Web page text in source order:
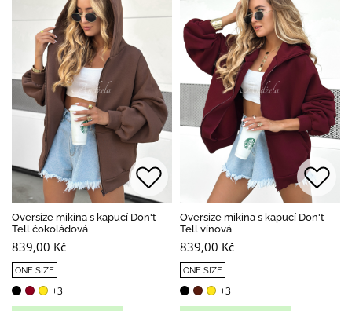
Oversize mikina s kapucí Don't
Tell čokoládová
839,00 Kč
ONE SIZE
+3
Oversize mikina s kapucí Don't
Tell vínová
839,00 Kč
ONE SIZE
+3